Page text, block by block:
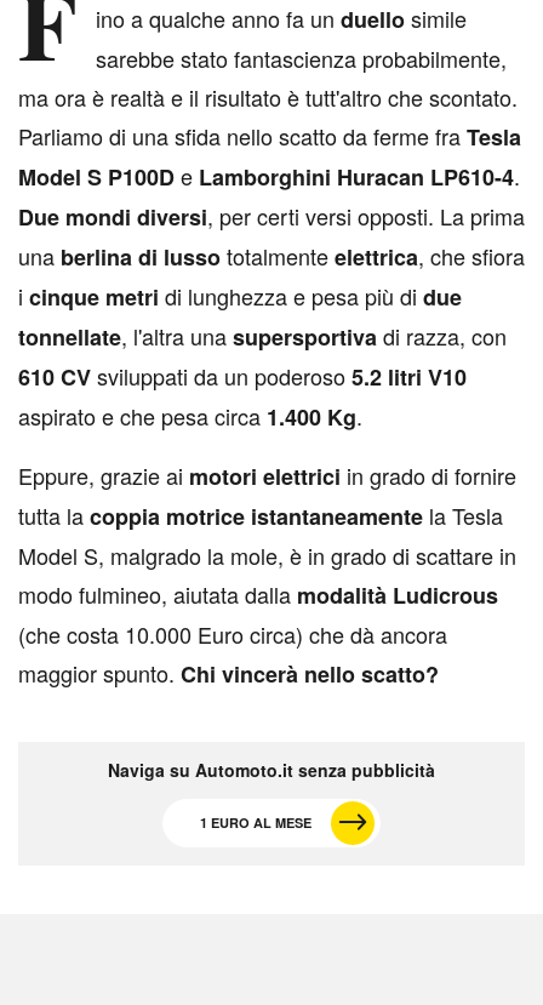
ino a qualche anno fa un duellosimile
sarebbe stato fantascienza probabilmente,
ma ora è realtà e il risultato è tutt'altro che scontato.
Parliamo di una sfida nello scatto da ferme fraTesla
Model S P100De Lamborghini Huracan LP610-4.
Due mondi diversi, per certi versi opposti. La prima
una berlina di lussototalmenteelettrica, che sfiora
i cinque metri di lunghezza e pesa più di due
tonnellate, l'altra unasupersportivadi razza, con
610 CVsviluppati da un poderoso5.2 litri V10
aspirato e che pesa circa 1.400 Kg.
Eppure, grazie ai motori elettrici in grado di fornire
tutta lacoppia motrice istantaneamente la Tesla
Model S, malgrado la mole, è in grado di scattare in
modo fulmineo, aiutata dalla modalità Ludicrous
(che costa 10.000 Euro circa) che dà ancora
maggior spunto. Chi vincerà nello scatto?
Naviga su Automoto.it senza pubblicità
1 EURO AL MESE